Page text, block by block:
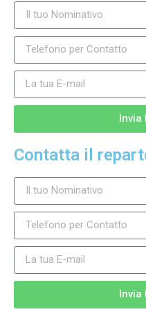
Invia
Contatta il
Invia